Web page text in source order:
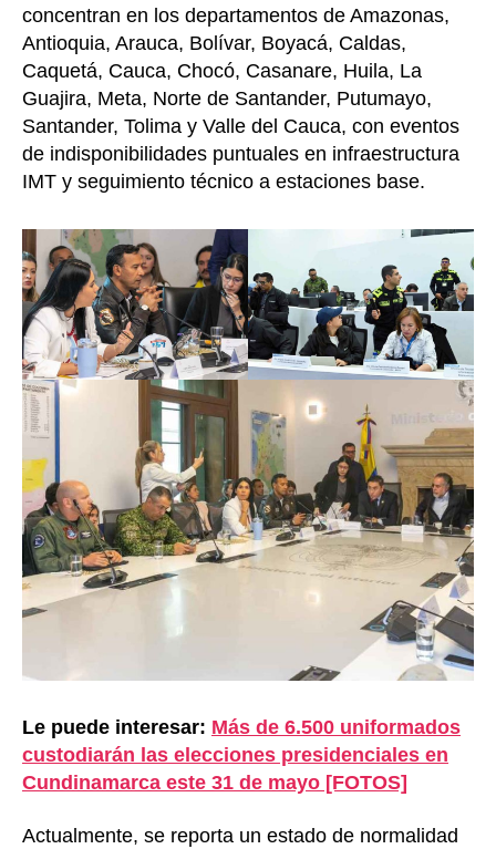
concentran en los departamentos de Amazonas,
Antioquia, Arauca, Bolívar, Boyacá, Caldas,
Caquetá, Cauca, Chocó, Casanare, Huila, La
Guajira, Meta, Norte de Santander, Putumayo,
Santander, Tolima y Valle del Cauca, con eventos
de indisponibilidades puntuales en infraestructura
IMT y seguimiento técnico a estaciones base.
Le puede interesar: Más de 6.500 uniformados
custodiarán las elecciones presidenciales en
Cundinamarca este 31 de mayo [FOTOS]
Actualmente, se reporta un estado de normalidad